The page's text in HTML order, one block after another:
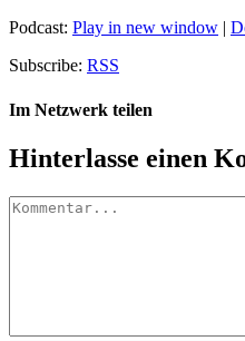
Podcast: Play in new window |
Subscribe: RSS
Im Netzwerk teilen
Facebook
X
LinkedIn
WhatsApp
Tumblr
Pinterest
E-
Mail
Hinterlasse einen
Kommentar